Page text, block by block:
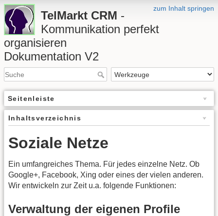
zum Inhalt springen
TelMarkt CRM -
Kommunikation perfekt
organisieren
Dokumentation V2
Seitenleiste
Inhaltsverzeichnis
Soziale Netze
Ein umfangreiches Thema. Für jedes einzelne Netz. Ob
Google+, Facebook, Xing oder eines der vielen anderen.
Wir entwickeln zur Zeit u.a. folgende Funktionen:
Verwaltung der eigenen Profile